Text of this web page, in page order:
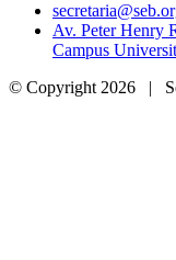
Av. Peter Henry
Campus
© Copyright 2026 |